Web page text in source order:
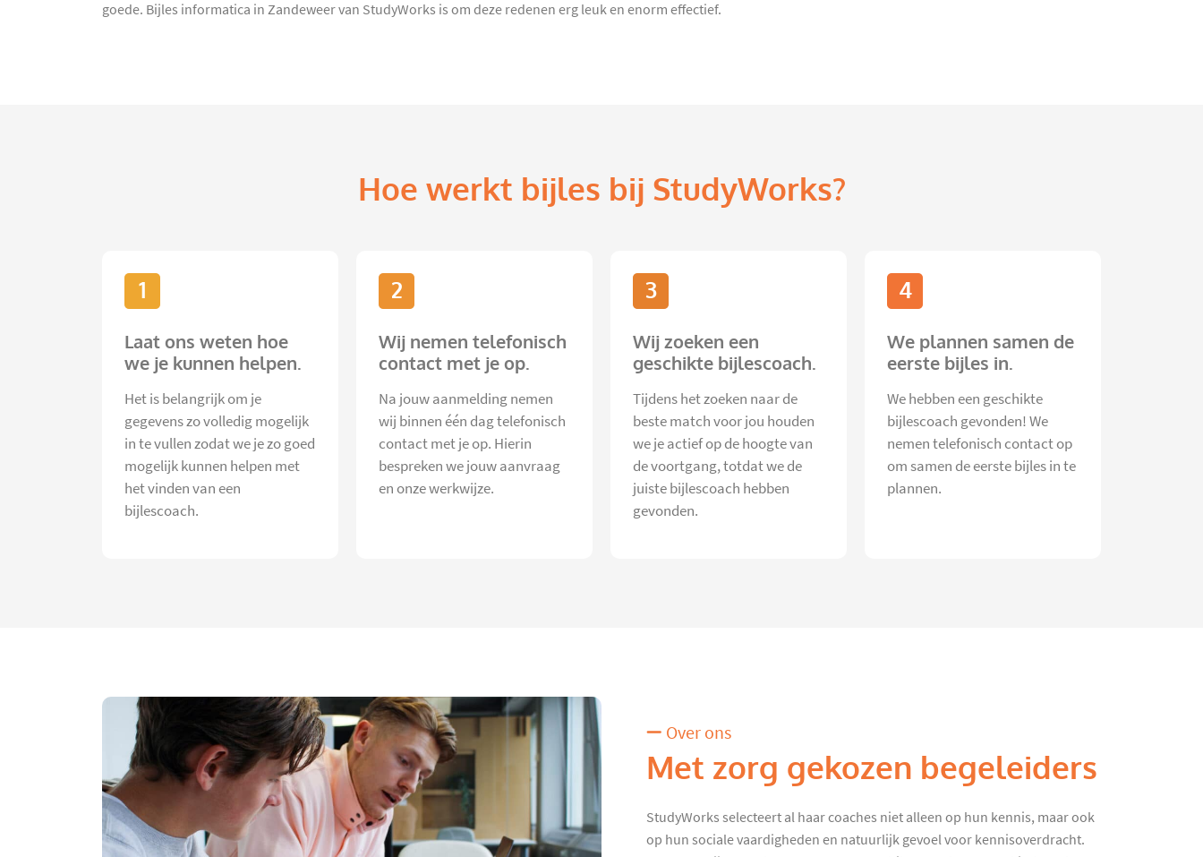
goede. Bijles informatica in Zandeweer van StudyWorks is om deze redenen erg leuk en enorm effectief.
Hoe werkt bijles bij StudyWorks?
1
Laat ons weten hoe
we je kunnen helpen.
Het is belangrijk om je
gegevens zo volledig mogelijk
in te vullen zodat we je zo goed
mogelijk kunnen helpen met
het vinden van een
bijlescoach.
2
Wij nemen telefonisch
contact met je op.
Na jouw aanmelding nemen
wij binnen één dag telefonisch
contact met je op. Hierin
bespreken we jouw aanvraag
en onze werkwijze.
3
Wij zoeken een
geschikte bijlescoach.
Tijdens het zoeken naar de
beste match voor jou houden
we je actief op de hoogte van
de voortgang, totdat we de
juiste bijlescoach hebben
gevonden.
4
We plannen samen de
eerste bijles in.
We hebben een geschikte
bijlescoach gevonden! We
nemen telefonisch contact op
om samen de eerste bijles in te
plannen.
Over ons
Met zorg gekozen begeleiders
StudyWorks selecteert al haar coaches niet alleen op hun kennis, maar ook
op hun sociale vaardigheden en natuurlijk gevoel voor kennisoverdracht.